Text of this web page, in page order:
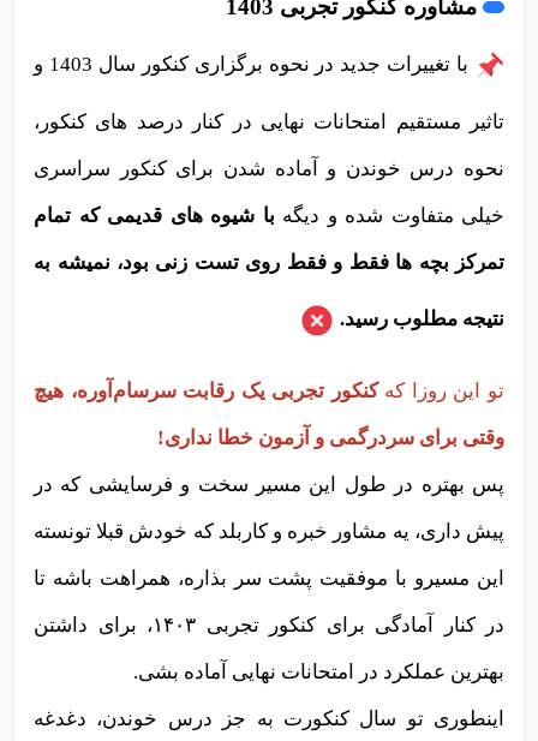
مشاوره کنکور تجربی 1403
با تغییرات جدید در نحوه برگزاری کنکور سال 1403 و
تاثیر مستقیم امتحانات نهایی در کنار درصد های کنکور،
نحوه درس خوندن و آماده شدن برای کنکور سراسری
خیلی متفاوت شده و دیگه با شیوه های قدیمی که تمام
تمرکز بچه ها فقط و فقط روی تست زنی بود، نمیشه به
نتیجه مطلوب رسید.
تو این روزا کهکنکور تجربی یک رقابت سرسام‌آوره، هیچ
وقتی برای سردرگمی و آزمون خطا نداری!
پس بهتره در طول این مسیر سخت و فرسایشی که در
پیش داری، یه مشاور خبره و کاربلد که خودش قبلا تونسته
این مسیرو با موفقیت پشت سر بذاره، همراهت باشه تا
در کنار آمادگی برای کنکور تجربی ۱۴۰۳، برای داشتن
بهترین عملکرد در امتحانات نهایی آماده بشی.
اینطوری تو سال کنکورت به جز درس خوندن، دغدغه